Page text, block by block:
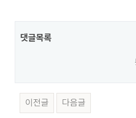
댓글목록
이전글 다음글